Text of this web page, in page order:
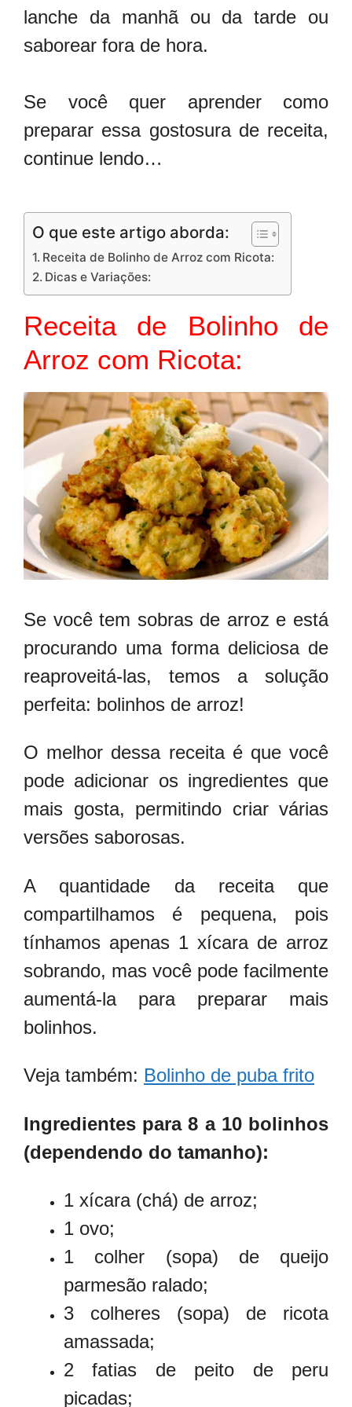
lanche da manhã ou da tarde ou
saborear fora de hora.
Se você quer aprender como
preparar essa gostosura de receita,
continue lendo…
O que este artigo aborda:
Receita de Bolinho de Arroz com Ricota:
Dicas e Variações:
Receita de Bolinho de
Arroz com Ricota:
Se você tem sobras de arroz e está
procurando uma forma deliciosa de
reaproveitá-las, temos a solução
perfeita: bolinhos de arroz!
O melhor dessa receita é que você
pode adicionar os ingredientes que
mais gosta, permitindo criar várias
versões saborosas.
A quantidade da receita que
compartilhamos é pequena, pois
tínhamos apenas 1 xícara de arroz
sobrando, mas você pode facilmente
aumentá-la para preparar mais
bolinhos.
Veja também: Bolinho de puba frito
Ingredientes para 8 a 10 bolinhos
(dependendo do tamanho):
1 xícara (chá) de arroz;
1 ovo;
1 colher (sopa) de queijo
parmesão ralado;
3 colheres (sopa) de ricota
amassada;
2 fatias de peito de peru
picadas;